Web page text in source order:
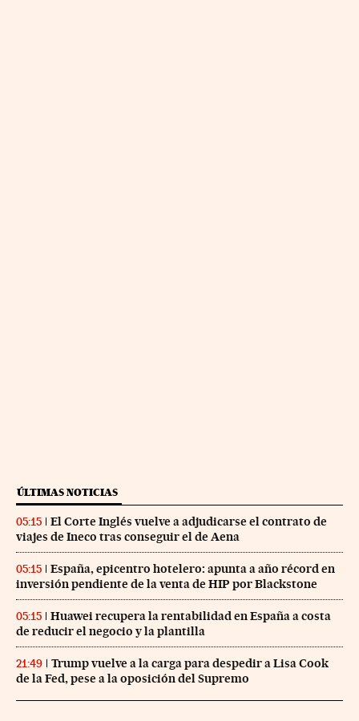
ÚLTIMAS NOTICIAS
05:15
El Corte Inglés vuelve a adjudicarse el contrato de
viajes de Ineco tras conseguir el de Aena
05:15
España, epicentro hotelero: apunta a año récord en
inversión pendiente de la venta de HIP por Blackstone
05:15
Huawei recupera la rentabilidad en España a costa
de reducir el negocio y la plantilla
21:49
Trump vuelve a la carga para despedir a Lisa Cook
de la Fed, pese a la oposición del Supremo